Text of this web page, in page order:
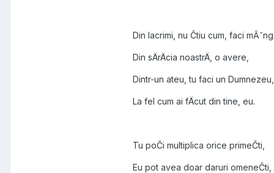
Din lacrimi, nu Čtiu cum, faci
Din sÄrÄcia noastrÄ, o avere,
Dintr-un ateu, tu faci un Dumnezeu,
La fel cum ai fÄcut din tine, eu.
Tu poČi multiplica orice primeČti,
Eu pot avea doar daruri omeneČti,